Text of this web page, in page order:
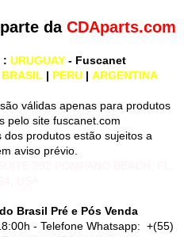
da CDAparts.com
: URUGUAY- Fuscanet
BRASIL | PERU | ARGENTINA
válidas apenas para produtos
pelo site fuscanet.com
produtos estão sujeitos a
aviso prévio.
Brasil Pré e Pós Venda
- Telefone Whatsapp: +(55)